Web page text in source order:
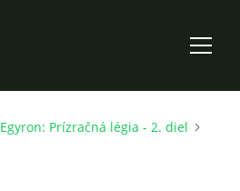
Egyron: Prízračná légia - 2. diel